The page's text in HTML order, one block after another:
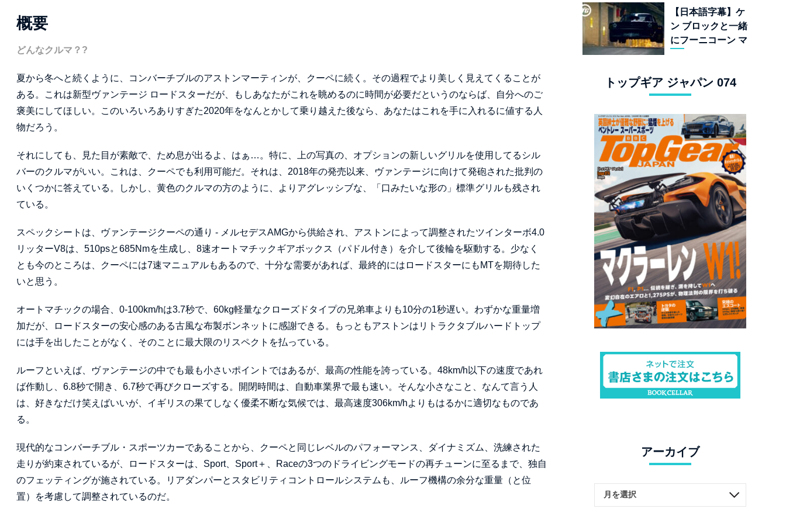
概要
どんなクルマ？ ?
夏から冬へと続くように、コンバーチブルのアストンマーティンが、クーペに続く。その過程でより美しく見えてくることが
ある。これは新型ヴァンテージ ロードスターだが、もしあなたがこれを眺めるのに時間が必要だというのならば、自分へのご
褒美にしてほしい。このいろいろありすぎた2020年をなんとかして乗り越えた後なら、あなたはこれを手に入れるに値する人
物だろう。
それにしても、見た目が素敵で、ため息が出るよ、はぁ…。特に、上の写真の、オプションの新しいグリルを使用してるシル
バーのクルマがいい。これは、クーペでも利用可能だ。それは、2018年の発売以来、ヴァンテージに向けて発砲された批判の
いくつかに答えている。しかし、黄色のクルマの方のように、よりアグレッシブな、「口みたいな形の」標準グリルも残され
ている。
スペックシートは、ヴァンテージクーペの通り - メルセデスAMGから供給され、アストンによって調整されたツインターボ4.0
リッターV8は、510psと685Nmを生成し、8速オートマチックギアボックス（パドル付き）を介して後輪を駆動する。少なく
とも今のところは、クーペには7速マニュアルもあるので、十分な需要があれば、最終的にはロードスターにもMTを期待した
いと思う。
オートマチックの場合、0-100km/hは3.7秒で、60kg軽量なクローズドタイプの兄弟車よりも10分の1秒遅い。わずかな重量増
加だが、ロードスターの安心感のある古風な布製ボンネットに感謝できる。もっともアストンはリトラクタブルハードトップ
には手を出したことがなく、そのことに最大限のリスペクトを払っている。
ルーフといえば、ヴァンテージの中でも最も小さいポイントではあるが、最高の性能を誇っている。48km/h以下の速度であれ
ば作動し、6.8秒で開き、6.7秒で再びクローズする。開閉時間は、自動車業界で最も速い。そんな小さなこと、なんて言う人
は、好きなだけ笑えばいいが、イギリスの果てしなく優柔不断な気候では、最高速度306km/hよりもはるかに適切なものであ
る。
現代的なコンバーチブル・スポーツカーであることから、クーペと同じレベルのパフォーマンス、ダイナミズム、洗練された
走りが約束されているが、ロードスターは、Sport、Sport＋、Raceの3つのドライビングモードの再チューンに至るまで、独自
のフェッティングが施されている。リアダンパーとスタビリティコントロールシステムも、ルーフ機構の余分な重量（と位
置）を考慮して調整されているのだ。
「移動手段」では
なく「人生」だ
【日本語字幕】ケ
ン ブロックと一緒
にフーニコーン マ
トップギア ジャパン 074
アーカイブ